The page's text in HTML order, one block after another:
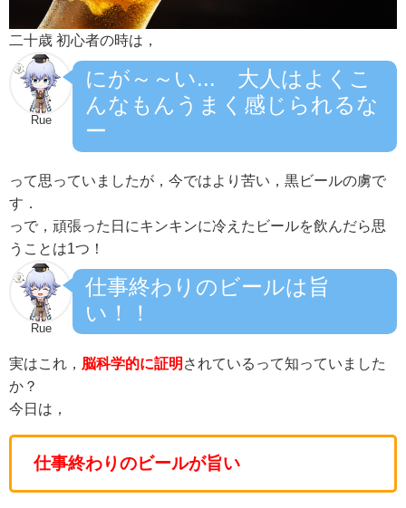
二十歳 初心者の時は，
Rue
にが～～い... 大人はよくこ
んなもんうまく感じられるな
ー
って思っていましたが，今ではより苦い，黒ビールの虜で
す．
っで，頑張った日にキンキンに冷えたビールを飲んだら思
うことは1つ！
Rue
仕事終わりのビールは旨
い！！
実はこれ， 脳科学的に証明 されているって知っていました
か？
今日は，
仕事終わりのビールが旨い